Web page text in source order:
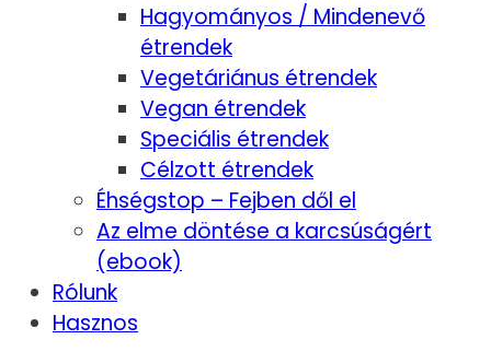
Hagyományos / Mindenevő
étrendek
Vegetáriánus étrendek
Vegan étrendek
Speciális étrendek
Célzott étrendek
Éhségstop – Fejben dől el
Az elme döntése a karcsúságért
(ebook)
Rólunk
Hasznos